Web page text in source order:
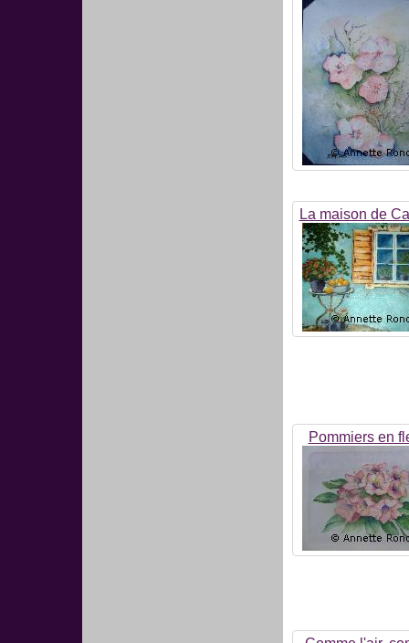
La maison de
Pommiers en